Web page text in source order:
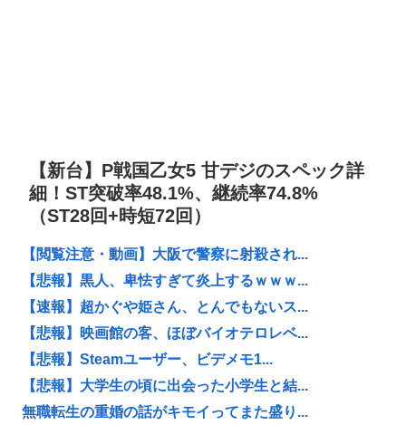
【新台】P戦国乙女5 甘デジのスペック詳
細！ST突破率48.1%、継続率74.8%
（ST28回+時短72回）
【閲覧注意・動画】大阪で警察に射殺され...
【悲報】黒人、卑怯すぎて炎上するｗｗｗ...
【速報】超かぐや姫さん、とんでもないス...
【悲報】映画館の客、ほぼバイオテロレベ...
【悲報】Steamユーザー、ビデメモ1...
【悲報】大学生の頃に出会った小学生と結...
無職転生の重婚の話がキモイってまた盛り...